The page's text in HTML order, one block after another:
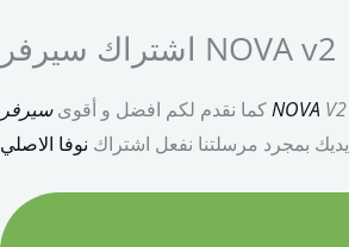
اشتراك سيرفر NOVA v2
كما نقدم لكم افضل و أقوىسيرفر NOVA V2
يديك بمجرد مرسلتنا نفعل اشتراك نوفا الاصلي